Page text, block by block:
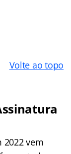
Volte ao topo
2022 vem